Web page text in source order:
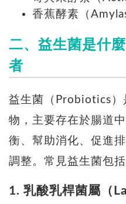
香蕉酵素（
二、益生菌是什
者
益生菌（Probiotics）
物，主要存在於腸道
衡、幫助消化、促進
調整。常見益生菌包括
1. 乳酸乳桿菌屬（